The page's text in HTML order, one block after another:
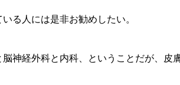
る人には是非お勧めしたい。
神経外科と内科、ということだが、皮